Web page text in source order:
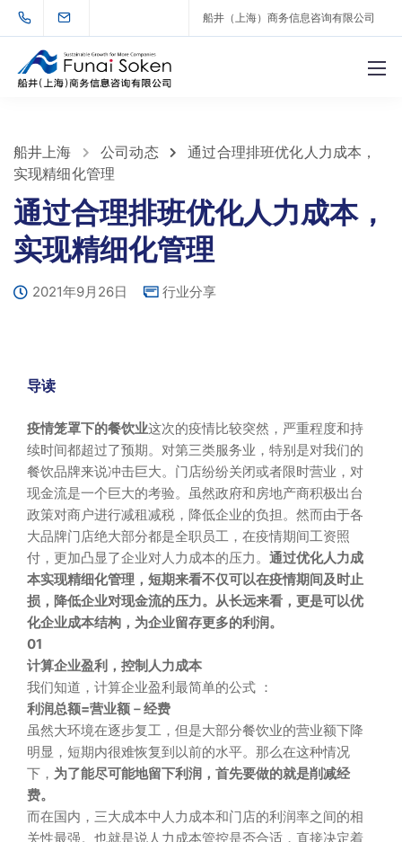
船井（上海）商务信息咨询有限公司
船井上海 公司动态
通过合理排班优化人力成本，
实现精细化管理
通过合理排班优化人力成本，
实现精细化管理
2021年9月26日 行业分享
导读
疫情笼罩下的餐饮业这次的疫情比较突然，严重程度和持
续时间都超过了预期。对第三类服务业，特别是对我们的
餐饮品牌来说冲击巨大。门店纷纷关闭或者限时营业，对
现金流是一个巨大的考验。虽然政府和房地产商积极出台
政策对商户进行减租减税，降低企业的负担。然而由于各
大品牌门店绝大部分都是全职员工，在疫情期间工资照
付，更加凸显了企业对人力成本的压力。 通过优化人力成
本实现精细化管理，短期来看不仅可以在疫情期间及时止
损，降低企业对现金流的压力。从长远来看，更是可以优
化企业成本结构，为企业留存更多的利润。
01
计算企业盈利，控制人力成本
我们知道，计算企业盈利最简单的公式 ：
利润总额=营业额－经费
虽然大环境在逐步复工，但是大部分餐饮业的营业额下降
明显，短期内很难恢复到以前的水平。那么在这种情况
下， 为了能尽可能地留下利润，首先要做的就是削减经
费。
而在国内，三大成本中人力成本和门店的利润率之间的相
关性最强。也就是说人力成本管控是否合适，直接决定着